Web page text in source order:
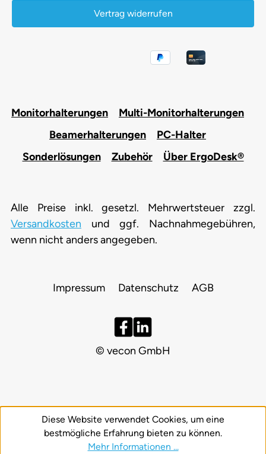
Vertrag widerrufen
Monitorhalterungen
Multi-Monitorhalterungen
Beamerhalterungen
PC-Halter
Sonderlösungen
Zubehör Über ErgoDesk®
Alle Preise inkl. gesetzl. Mehrwertsteuer zzgl.
Versandkosten und ggf. Nachnahmegebühren,
wenn nicht anders angegeben.
Impressum Datenschutz AGB
© vecon GmbH
Diese Website verwendet Cookies, um eine
bestmögliche Erfahrung bieten zu können.
Mehr Informationen ...